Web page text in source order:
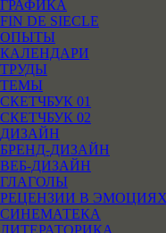
ГРАФИКА
FIN DE SIECLE
ОПЫТЫ
КАЛЕНДАРИ
ТРУДЫ
ТЕМЫ
СКЕТЧБУК 01
СКЕТЧБУК 02
ДИЗАЙН
БРЕНД-ДИЗАЙН
ВЕБ-ДИЗАЙН
ГЛАГОЛЫ
РЕЦЕНЗИИ В ЭМОЦИЯХ
СИНЕМАТЕКА
ЛИТЕРАТОРИКА